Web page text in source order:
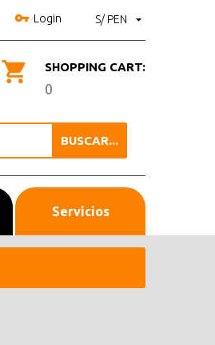
S/ PEN
Login
SHOPPING CART:
0
BUSCAR...
Servicios